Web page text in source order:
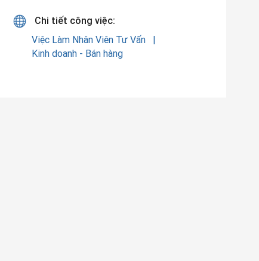
Chi tiết công việc:
Việc Làm Nhân Viên Tư Vấn
Kinh doanh - Bán hàng